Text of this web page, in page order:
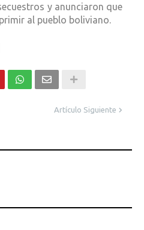
y anunciaron que
al pueblo boliviano.
Artículo Siguiente